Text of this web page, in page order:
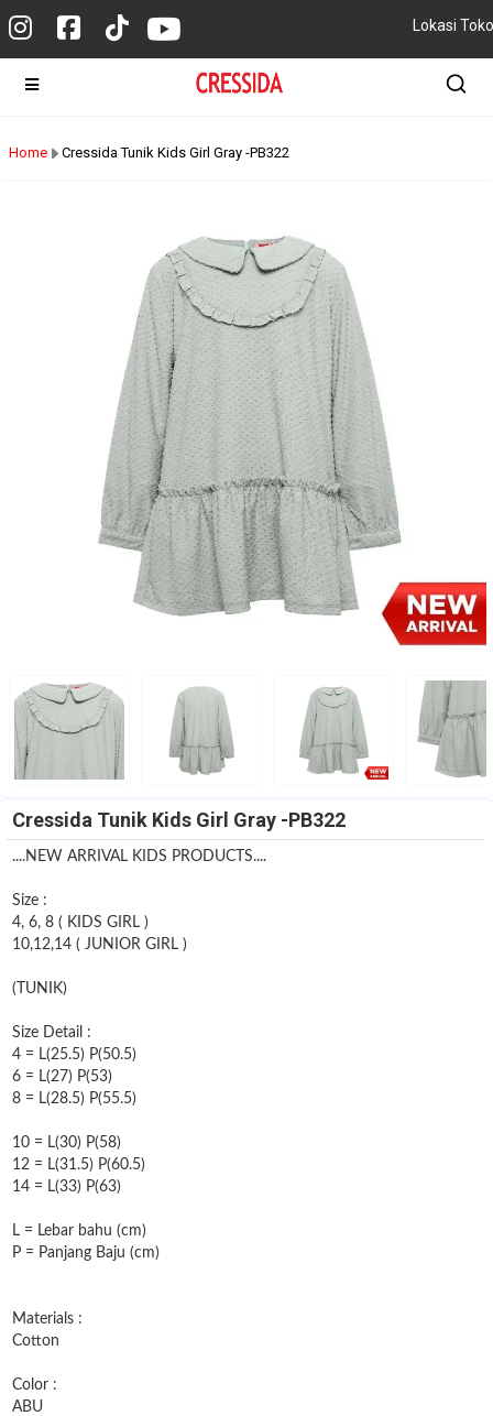
Lokasi Toko
Home Cressida Tunik Kids Girl Gray -PB322
Cressida Tunik Kids Girl Gray -PB322
....NEW ARRIVAL KIDS PRODUCTS....
Size :
4, 6, 8 ( KIDS GIRL )
10,12,14 ( JUNIOR GIRL )
(TUNIK)
Size Detail :
4 = L(25.5) P(50.5)
6 = L(27) P(53)
8 = L(28.5) P(55.5)
10 = L(30) P(58)
12 = L(31.5) P(60.5)
14 = L(33) P(63)
L = Lebar bahu (cm)
P = Panjang Baju (cm)
Materials :
Cotton
Color :
ABU